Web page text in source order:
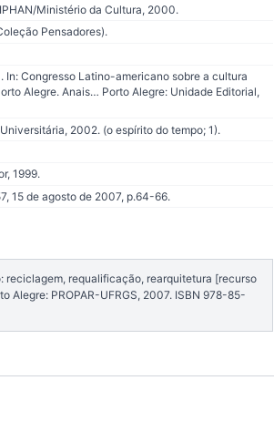
Ministério da Cultura, 2000.
Pensadores).
In: Congresso Latino-americano sobre a cultura
Alegre. Anais… Porto Alegre: Unidade Editorial,
2002. (o espírito do tempo; 1).
1999.
15 de agosto de 2007, p.64-66.
reciclagem, requalificação, rearquitetura [recurso
Alegre: PROPAR-UFRGS, 2007. ISBN 978-85-